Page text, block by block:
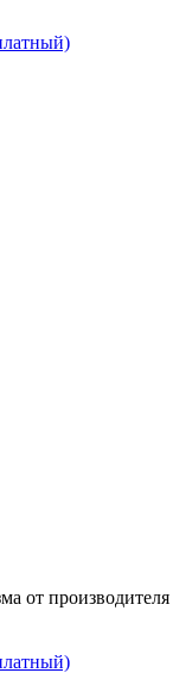
от производителя